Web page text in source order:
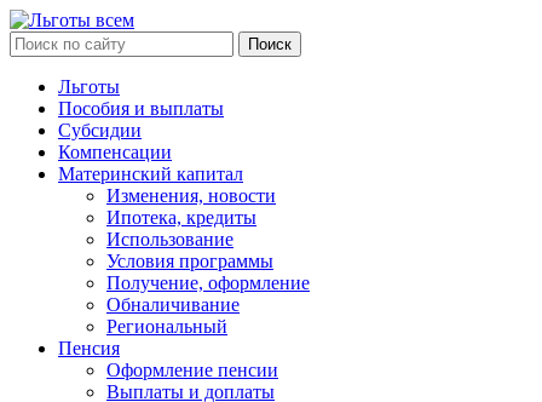
Льготы
Пособия и выплаты
Субсидии
Компенсации
Материнский капитал
Изменения, новости
Ипотека, кредиты
Использование
Условия программы
Получение, оформление
Обналичивание
Региональный
Пенсия
Оформление пенсии
Выплаты и доплаты